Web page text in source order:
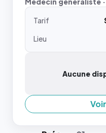
Tarif
Lieu
Aucune